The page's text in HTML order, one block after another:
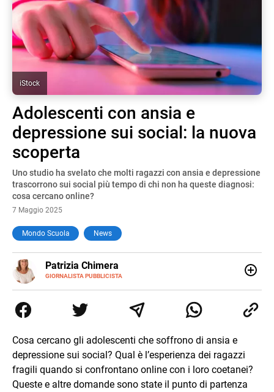
iStock
Adolescenti con ansia e
depressione sui social: la nuova
scoperta
Uno studio ha svelato che molti ragazzi con ansia e depressione
trascorrono sui social più tempo di chi non ha queste diagnosi:
cosa cercano online?
7 Maggio 2025
Mondo Scuola News
Patrizia Chimera
GIORNALISTA PUBBLICISTA
E-
MAIL
LINKEDIN
collaborato con grandi gruppi editoriali e agenzie di
comunicazione specializzandosi nella scrittura di articoli
Cosa cercano gli adolescenti che soffrono di ansia e
depressione sui social? Qual è l’esperienza dei ragazzi
fragili quando si confrontano online con i loro coetanei?
Queste e altre domande sono state il punto di partenza